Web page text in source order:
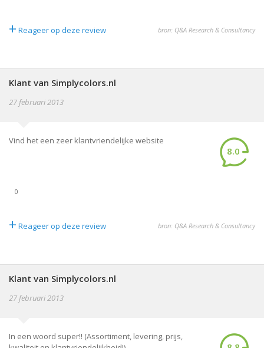
+ Reageer op deze review bron: Q&A Research & Consultancy
Klant van Simplycolors.nl
27 februari 2013
Vind het een zeer klantvriendelijke website
8.0
0
+ Reageer op deze review bron: Q&A Research & Consultancy
Klant van Simplycolors.nl
27 februari 2013
In een woord super!! (Assortiment, levering, prijs,